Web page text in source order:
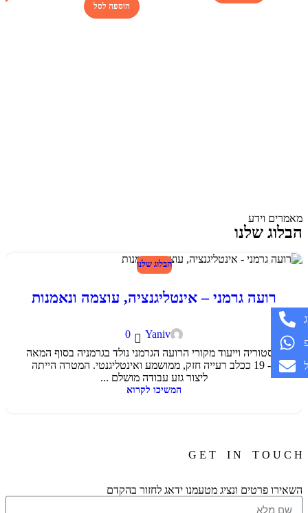
הוספה לסל
מאמרים וידע
הבלוג שלנו
הבלוג שלנו
רועה גרמני – אינטליגנציה, עוצמה ונאמנות
Yaniv
0
היסטוריה וייעוד מקורי הרועה הגרמני נולד בגרמניה בסוף המאה
ה- 19 ככלב רעייה חזק, ממושמע ואינטליגנטי. המטרה הייתה
ליצור גזע עבודה מושלם ...
המשיכו לקרוא
G E T I N T O U C H
השאירו פרטים ונציג מטעמנו ידאג לחזור בהקדם